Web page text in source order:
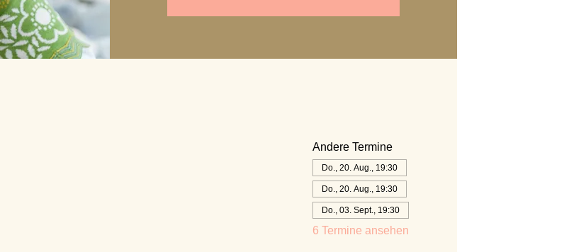
Andere Termine
Do., 20. Aug., 19:30
Do., 20. Aug., 19:30
Do., 03. Sept., 19:30
6 Termine ansehen